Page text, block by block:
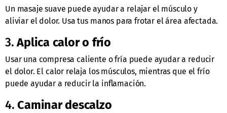
Un masaje suave puede ayudar a relajar el músculo y
aliviar el dolor. Usa tus manos para frotar el área afectada.
3.Aplica calor o frío
Usar una compresa caliente o fría puede ayudar a reducir
el dolor. El calor relaja los músculos, mientras que el frío
puede ayudar a reducir la inflamación.
4.Caminar descalzo